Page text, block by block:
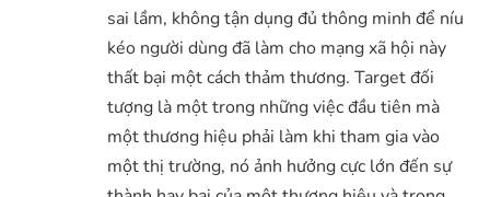
sai lầm, không tận dụng đủ thông minh để níu
kéo người dùng đã làm cho mạng xã hội này
thất bại một cách thảm thương. Target đối
tượng là một trong những việc đầu tiên mà
một thương hiệu phải làm khi tham gia vào
một thị trường, nó ảnh hưởng cực lớn đến sự